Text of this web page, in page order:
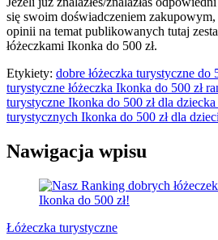
się swoim doświadczeniem
opinii na temat publikowanych tutaj
łóżeczkami Ikonka do 500 zł.
Etykiety: dobre łóżeczka turystyczne do
turystyczne łóżeczka Ikonka do 500 zł
turystyczne Ikonka do 500 zł dla dziecka
turystycznych Ikonka do 500 zł dla
Nawigacja wpisu
Łóżeczka turystyczne